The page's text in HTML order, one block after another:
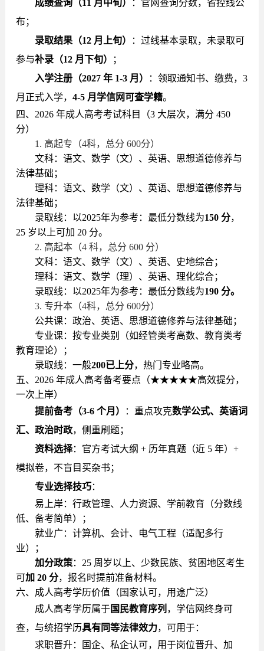
成绩查询（11 月中旬）
：官网查询分数，省控线公
布；
录取结果（12 月上旬）
：过线基本录取，未录取可
参与补录（12 月下旬）
；
入学注册（2027 年 1-3 月）
：领取通知书、缴费，3
月正式入学， 4-5 月学信网可查学籍。
四、2026 年成人高考考试科目（3 大层次，满分 450
分）
1. 高起专（4科，总分 600分）
文科：语文、数学（文）、英语、思想道德修养与
法律基础；
理科： 语文、数学（文）、英语、思想道德修养与
法律基础；
录取线：以2025年为参考：最低分数线为150 分，
25 岁以上可加 20 分。
2. 高起本（4 科，总分 600 分）
文科：语文、数学（文）、英语、史地综合；
理科：语文、数学（理）、英语、理化综合；
录取线： 以2025年为参考：最低分数线为190 分。
3. 专升本（4科，总分 600分）
公共课：政治、英语、 思想道德修养与法律基础 ；
专业课：按专业类别（如经管类考高数、教育类考
教育理论）；
录取线：一般200已上分，热门专业略高。
五、2026 年成人高考备考要点（★★★★★高效提分，
一次上岸）
提前备考（3-6 个月）
：重点攻克数学公式、英语词
汇、政治时政，侧重刷题；
资料选择：官方考试大纲 + 历年真题（近 5 年）+
模拟卷，不盲目买杂书；
专业选择技巧：
易上岸：行政管理、人力资源、学前教育（分数线
低、备考简单）；
就业广：计算机、会计、电气工程（适配多行
业）；
加分政策：25 周岁以上、少数民族、贫困地区考生
可加 20 分，报名时提前准备材料。
六、成人高考学历价值（国家认可，用途广泛）
成人高考学历属于国民教育序列 ，学信网终身可
查，与统招学历具有同等法律效力，可用于：
求职晋升：国企、私企认可，用于岗位晋升、加